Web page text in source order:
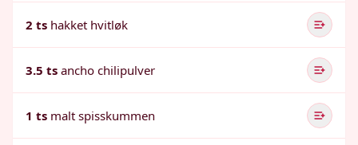
2 ts hakket hvitløk
3.5 ts ancho chilipulver
1 ts malt spisskummen